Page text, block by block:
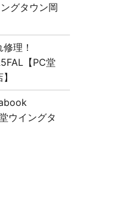
グタウン岡
理！
【PC堂
ウイングタ